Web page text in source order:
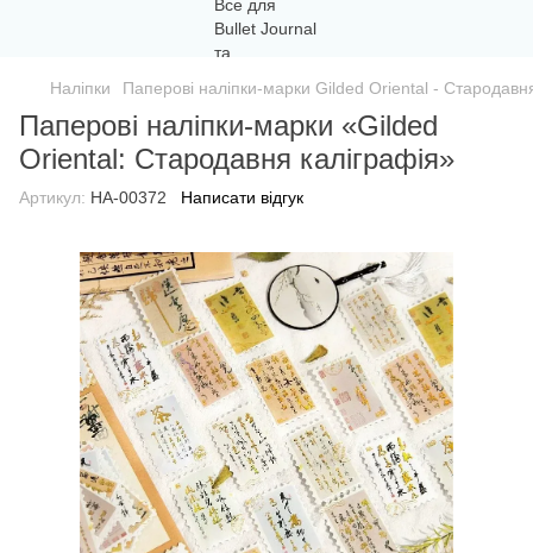
Наліпки Паперові наліпки-марки Gilded Oriental -
Паперові наліпки-марки «Gilded
Oriental: Стародавня каліграфія»
Артикул: НА-00372 Написати відгук